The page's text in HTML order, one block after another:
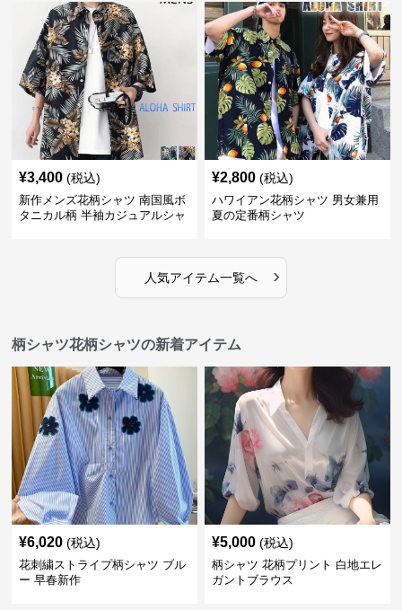
¥3,400 (税込)
新作メンズ花柄シャツ 南国風ボ
タニカル柄 半袖カジュアルシャ
¥2,800 (税込)
ハワイアン花柄シャツ 男女兼用
夏の定番柄シャツ
人気アイテム一覧へ ›
柄シャツ花柄シャツの新着アイテム
¥6,020 (税込)
花刺繍ストライプ柄シャツ ブル
ー 早春新作
¥5,000 (税込)
柄シャツ 花柄プリント 白地エレ
ガントブラウス